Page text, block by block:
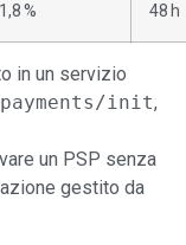
1,8 % 48 h
in un servizio
init,
un PSP senza
gestito da